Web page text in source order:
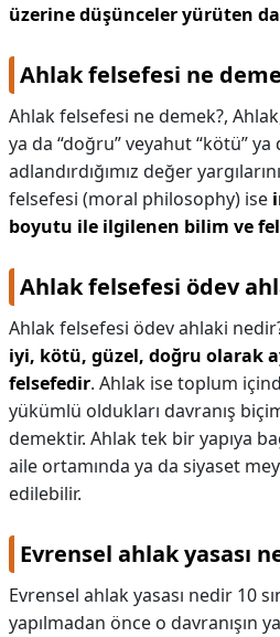
üzerine düşünceler yürüten
Ahlak felsefesi ne
Ahlak felsefesi ne demek?,
ya da “doğru” veyahut “kötü” ya
adlandırdığımız değer
felsefesi (moral philosophy) ise
boyutu ile ilgilenen bilim ve
Ahlak felsefesi ödev
Ahlak felsefesi ödev ahlaki
iyi, kötü, güzel, doğru olarak
felsefedir. Ahlak ise toplum
yükümlü oldukları davranış
demektir. Ahlak tek bir yapıya
aile ortamında ya da siyaset
edilebilir.
Evrensel ahlak yasası
Evrensel ahlak yasası nedir 10
yapılmadan önce o davranışın